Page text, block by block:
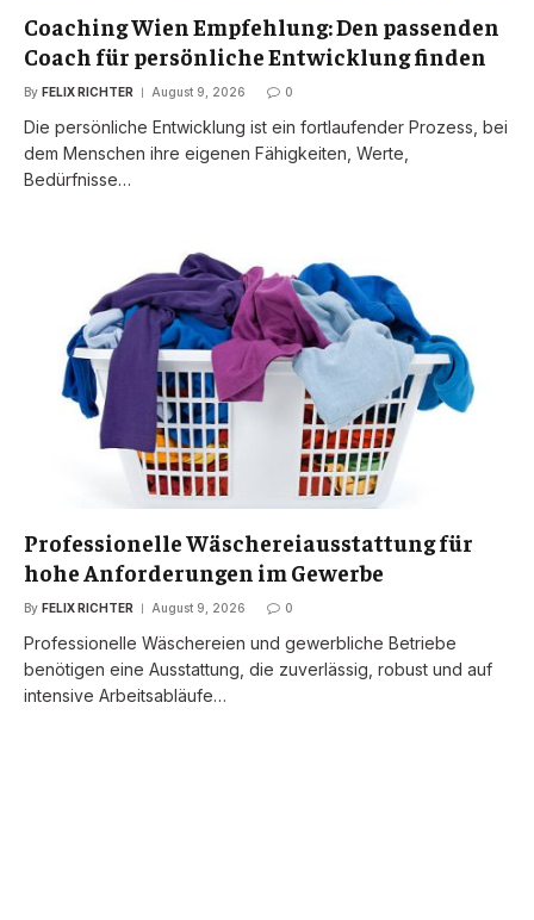
Coaching Wien Empfehlung: Den passenden
Coach für persönliche Entwicklung finden
By FELIX RICHTER August 9, 2026 0
Die persönliche Entwicklung ist ein fortlaufender Prozess, bei
dem Menschen ihre eigenen Fähigkeiten, Werte,
Bedürfnisse…
Professionelle Wäschereiausstattung für
hohe Anforderungen im Gewerbe
By FELIX RICHTER August 9, 2026 0
Professionelle Wäschereien und gewerbliche Betriebe
benötigen eine Ausstattung, die zuverlässig, robust und auf
intensive Arbeitsabläufe…